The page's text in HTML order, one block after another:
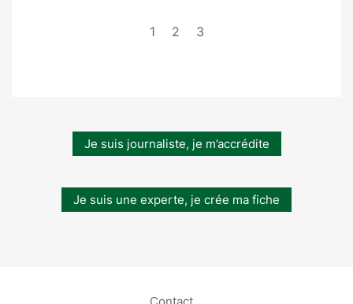
1 2 3
Je suis journaliste, je m’accrédite
Je suis une experte, je crée ma fiche
Contact